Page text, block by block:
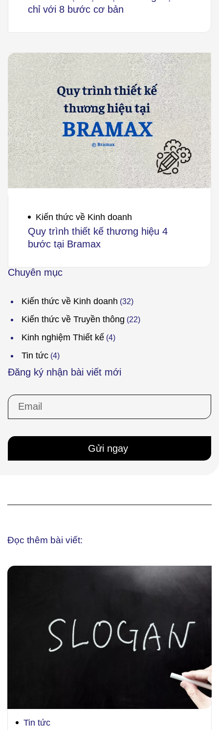
chỉ với 8 bước cơ bản
Kiến thức về Kinh doanh
Quy trình thiết kế thương hiệu 4
bước tại Bramax
Chuyên mục
Kiến thức về Kinh doanh (32)
Kiến thức về Truyền thông (22)
Kinh nghiệm Thiết kế (4)
Tin tức (4)
Đăng ký nhận bài viết mới
Gửi ngay
Đọc thêm bài viết:
Tin tức